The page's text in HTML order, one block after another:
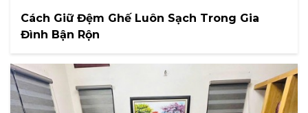
Cách Giữ Đệm Ghế Luôn Sạch Trong Gia
Đình Bận Rộn